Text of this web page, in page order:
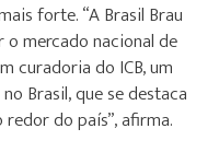
forte. “A Brasil Brau
mercado nacional de
curadoria do ICB, um
Brasil, que se destaca
do país”, afirma.